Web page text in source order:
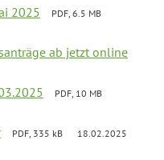
2025
PDF, 6.5 MB
ab jetzt online
PDF, 10 MB
PDF, 335 kB 18.02.2025